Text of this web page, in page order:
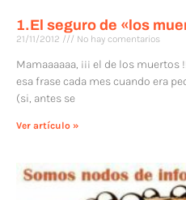
1.El seguro de «los
21/11/2012 No hay comentarios
Mamaaaaaa, ¡¡¡ el de los
esa frase cada mes cuando era
(si, antes se
Ver artículo »